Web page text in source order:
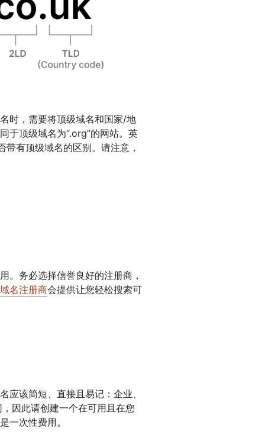
时，需要将顶级域名和国家/地
于顶级域名为“.org”的网站。英
带有顶级域名的区别。请注意，
。务必选择信誉良好的注册商，
名注册商会提供让您轻松搜索可
应该简短、直接且易记：企业、
因此请创建一个在可用且在您
一次性费用。